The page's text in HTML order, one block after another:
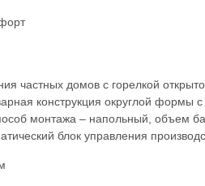
частных домов с горелкой
конструкция округлой формы с
монтажа – напольный, объем
блок управления